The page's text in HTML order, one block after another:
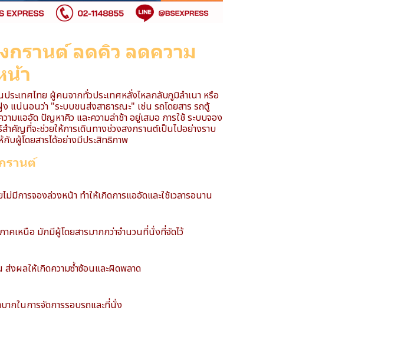
กรานต์ ลดคิว ลดความ
น้า
ระเทศไทย ผู้คนจากทั่วประเทศหลั่งไหลกลับภูมิลำเนา หรือ
แน่นอนว่า "ระบบขนส่งสาธารณะ" เช่น รถโดยสาร รถตู้
แออัด ปัญหาคิว และความล่าช้า อยู่เสมอ การใช้ ระบบจอง
ญที่จะช่วยให้การเดินทางช่วงสงกรานต์เป็นไปอย่างราบ
บผู้โดยสารได้อย่างมีประสิทธิภาพ
รานต์
การจองล่วงหน้า ทำให้เกิดการแออัดและใช้เวลารอนาน
าคเหนือ มักมีผู้โดยสารมากกว่าจำนวนที่นั่งที่จัดไว้
งผลให้เกิดความซ้ำซ้อนและผิดพลาด
ากในการจัดการรอบรถและที่นั่ง